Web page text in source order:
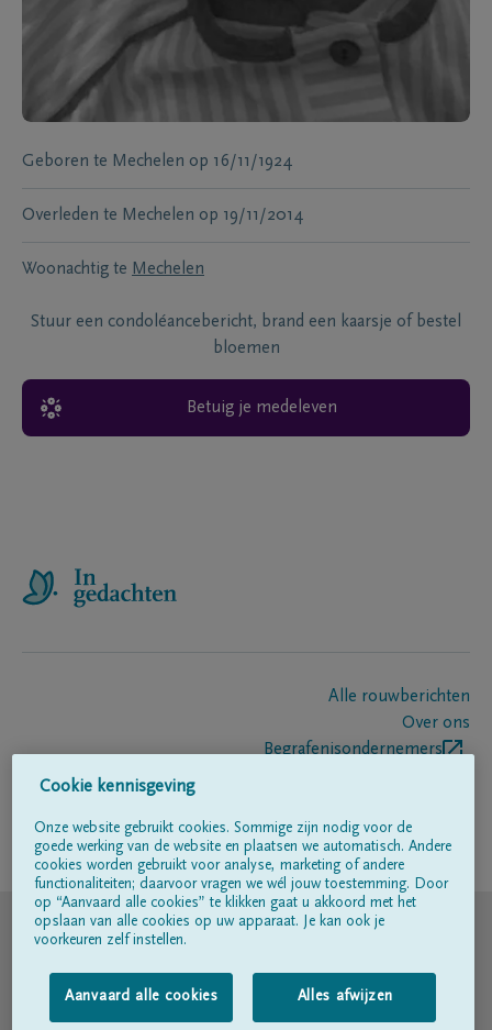
Geboren te Mechelen op 16/11/1924
Overleden te Mechelen op 19/11/2014
Woonachtig te Mechelen
Stuur een condoléancebericht, brand een kaarsje of bestel
bloemen
Betuig je medeleven
Alle rouwberichten
Over ons
Begrafenisondernemers
Volg ons op
© DELA
Gebruiksvoorwaarden
Privacyverklaring
Cookie kennisgeving
Onze website gebruikt cookies. Sommige zijn nodig voor de
goede werking van de website en plaatsen we automatisch. Andere
cookies worden gebruikt voor analyse, marketing of andere
functionaliteiten; daarvoor vragen we wél jouw toestemming. Door
op “Aanvaard alle cookies” te klikken gaat u akkoord met het
opslaan van alle cookies op uw apparaat. Je kan ook je
voorkeuren zelf instellen.
Aanvaard alle cookies Alles afwijzen